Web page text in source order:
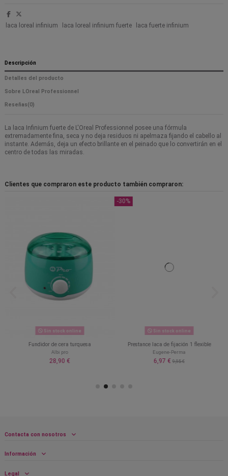
laca loreal infinium laca loreal infinium fuerte laca fuerte infinium
Descripción
Detalles del producto
Sobre LOreal Professionnel
Reseñas(0)
La laca Infinium fuerte de L'Oreal Professionnel posee una fórmula
extremadamente fina, seca y no deja residuos ni apelmaza fijando el cabello al
instante. Además, deja un efecto brillante en el peinado que lo convertirán en el
centro de todas las miradas.
Clientes que compraron este producto también compraron:
Sin stock online
Fundidor de cera turquesa
Albi pro
28,90 €
-30%
Sin stock online
Prestance laca de fijación 1 flexible
Eugene-Perma
6,97 € 9,95 €
Contacta con nosotros
Información
Legal